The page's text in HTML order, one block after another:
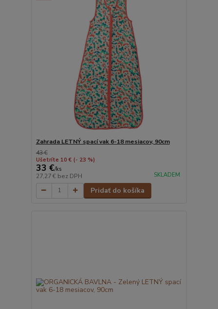
Zahrada LETNÝ spací vak 6-18 mesiacov, 90cm
43 €
Ušetríte 10 € (- 23 %)
33 €/ks
27,27 € bez DPH SKLADEM
Pridať do košíka